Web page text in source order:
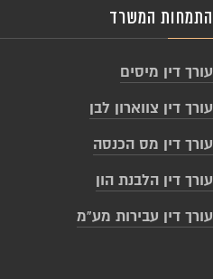
התמחות המשרד
עורך דין מיסים
עורך דין צווארון לבן
עורך דין מס הכנסה
עורך דין הלבנת הון
עורך דין עבירות מע”מ